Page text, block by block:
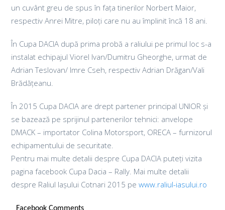
un cuvânt greu de spus în fața tinerilor Norbert Maior,
respectiv Anrei Mitre, piloți care nu au împlinit încă 18 ani.
În Cupa DACIA după prima probă a raliului pe primul loc s-a
instalat echipajul Viorel Ivan/Dumitru Gheorghe, urmat de
Adrian Teslovan/ Imre Cseh, respectiv Adrian Drăgan/Vali
Brădățeanu.
În 2015 Cupa DACIA are drept partener principal UNIOR și
se bazează pe sprijinul partenerilor tehnici: anvelope
DMACK – importator Colina Motorsport, ORECA – furnizorul
echipamentului de securitate.
Pentru mai multe detalii despre Cupa DACIA puteți vizita
pagina facebook Cupa Dacia – Rally. Mai multe detalii
despre Raliul Iașului Cotnari 2015 pewww.raliul-iasului.ro